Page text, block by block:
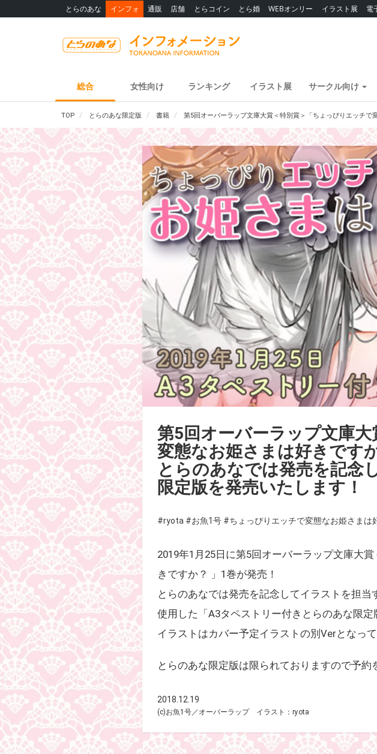
とらのあな インフォ 通販 店舗 とらコイン とら婚 WEBオンリー イラスト展 電
総合 女性向け ランキング イラスト展 サークル向け
TOP とらのあな限定版 書籍 第5回オーバーラップ文庫大賞＜特別賞＞「ちょっぴりエッチ
第5回オーバーラップ文庫
変態なお姫さまは好きです
とらのあなでは発売を記念
限定版を発売いたします！
#ryota #お魚1号 #ちょっぴりエッチで変態なお姫さまは
2019年1月25日に第5回オーバーラップ文庫大
きですか？ 」1巻が発売！
とらのあなでは発売を記念してイラストを担
使用した「A3タペストリー付きとらのあな限定
イラストはカバー予定イラストの別Verとなって
とらのあな限定版は限られておりますので予
2018.12.19
(c)お魚1号／オーバーラップ イラスト：ryota